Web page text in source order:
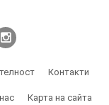
Контакти
Карта на сайта